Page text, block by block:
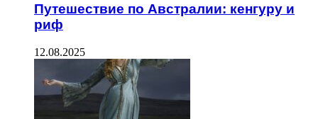
Путешествие по Австралии: кенгуру и
риф
12.08.2025